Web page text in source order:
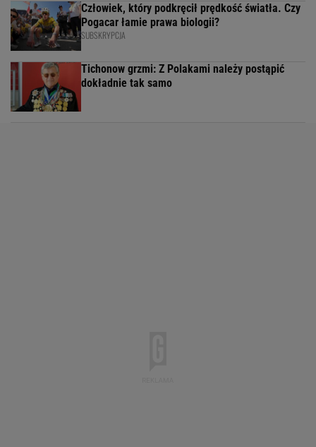
Człowiek, który podkręcił prędkość światła. Czy
Pogacar łamie prawa biologii?
SUBSKRYPCJA
Tichonow grzmi: Z Polakami należy postąpić
dokładnie tak samo